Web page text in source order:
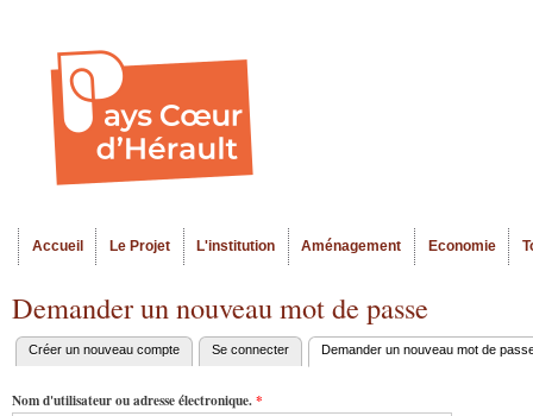
Menu principal
Accueil Le Projet L'institution Aménagement Economie
Demander un nouveau mot de passe
Onglets
principaux
Créer un nouveau compte Se connecter Demander un nouveau mot de
Nom d'utilisateur ou adresse électronique.*